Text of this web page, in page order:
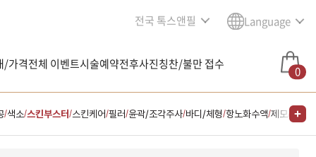
전국 톡스앤필 Language
/가격전체 이벤트시술예약전후사진칭찬/불만 접수 0
/색소/스킨부스터/스킨케어/필러/윤곽/조각주사/바디/체형/항노화수액/제모/ 다이